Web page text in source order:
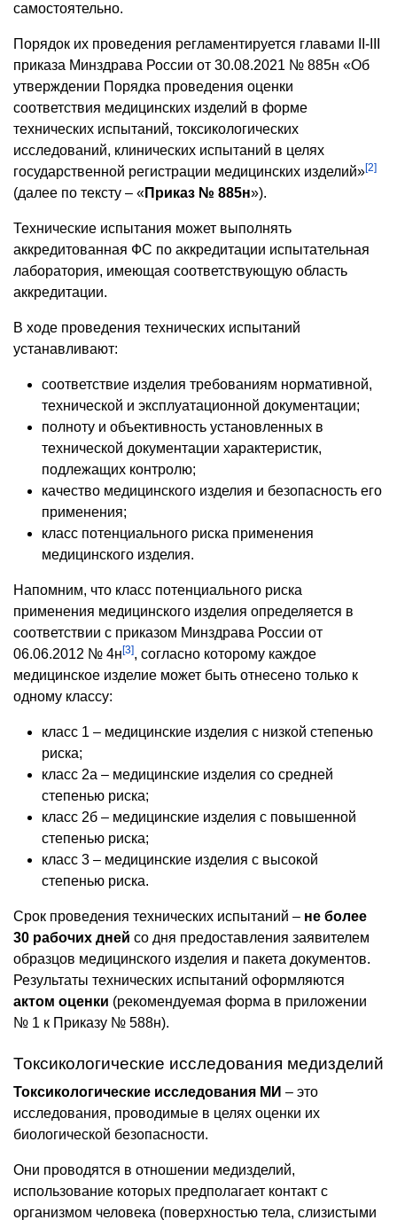
самостоятельно.
Порядок их проведения регламентируется главами II-III
приказа Минздрава России от 30.08.2021 № 885н «Об
утверждении Порядка проведения оценки
соответствия медицинских изделий в форме
технических испытаний, токсикологических
исследований, клинических испытаний в целях
государственной регистрации медицинских изделий»[2]
(далее по тексту – «Приказ № 885н»).
Технические испытания может выполнять
аккредитованная ФС по аккредитации испытательная
лаборатория, имеющая соответствующую область
аккредитации.
В ходе проведения технических испытаний
устанавливают:
соответствие изделия требованиям нормативной,
технической и эксплуатационной документации;
полноту и объективность установленных в
технической документации характеристик,
подлежащих контролю;
качество медицинского изделия и безопасность его
применения;
класс потенциального риска применения
медицинского изделия.
Напомним, что класс потенциального риска
применения медицинского изделия определяется в
соответствии с приказом Минздрава России от
06.06.2012 № 4н[3], согласно которому каждое
медицинское изделие может быть отнесено только к
одному классу:
класс 1 – медицинские изделия с низкой степенью
риска;
класс 2а – медицинские изделия со средней
степенью риска;
класс 2б – медицинские изделия с повышенной
степенью риска;
класс 3 – медицинские изделия с высокой
степенью риска.
Срок проведения технических испытаний – не более
30 рабочих дней со дня предоставления заявителем
образцов медицинского изделия и пакета документов.
Результаты технических испытаний оформляются
актом оценки (рекомендуемая форма в приложении
№ 1 к Приказу № 588н).
Токсикологические исследования медизделий
Токсикологические исследования МИ – это
исследования, проводимые в целях оценки их
биологической безопасности.
Они проводятся в отношении медизделий,
использование которых предполагает контакт с
организмом человека (поверхностью тела, слизистыми